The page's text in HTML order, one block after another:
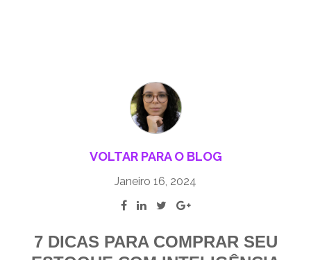
VOLTAR PARA O BLOG
Janeiro 16, 2024
7 DICAS PARA COMPRAR SEU